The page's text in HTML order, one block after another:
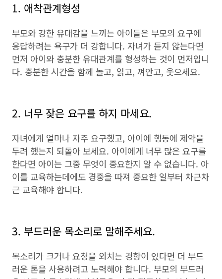
1. 애착관계형성
부모와 강한 유대감을 느끼는 아이들은 부모의 요구에
응답하려는 욕구가 더 강합니다. 자녀가 듣지 않는다면
먼저 아이와 충분한 유대관계를 형성하는 것이 먼저입니
다. 충분한 시간을 함께 놀고, 읽고, 껴안고, 웃으세요.
2. 너무 잦은 요구를 하지 마세요.
자녀에게 얼마나 자주 요구했고, 아이에 행동에 제약을
두려 했는지 되돌아 보세요. 아이에게 너무 많은 요구를
한다면 아이는 그중 무엇이 중요한지 알 수 없습니다. 아
이를 교육하는데에도 경중을 따져 중요한 일부터 차근차
근 교육해야 합니다.
3. 부드러운 목소리로 말해주세요.
목소리가 크거나 요청을 외치는 경향이 있다면 더 부드
러운 톤을 사용하려고 노력해야 합니다. 부모의 부드러